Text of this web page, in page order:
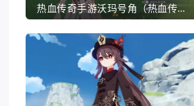
热血传奇手游沃玛号角（热血传奇沃玛装备隐藏属性）